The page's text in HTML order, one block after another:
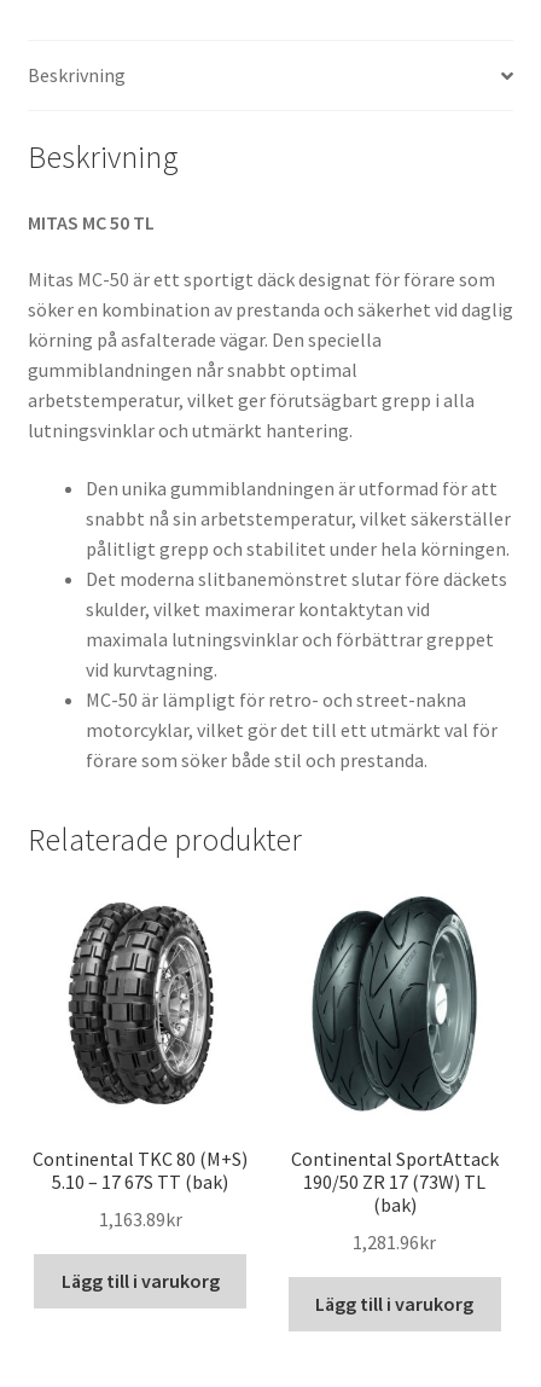
Beskrivning
Beskrivning
MITAS MC 50 TL
Mitas MC-50 är ett sportigt däck designat för förare som
söker en kombination av prestanda och säkerhet vid daglig
körning på asfalterade vägar. Den speciella
gummiblandningen når snabbt optimal
arbetstemperatur, vilket ger förutsägbart grepp i alla
lutningsvinklar och utmärkt hantering.
Den unika gummiblandningen är utformad för att
snabbt nå sin arbetstemperatur, vilket säkerställer
pålitligt grepp och stabilitet under hela körningen.
Det moderna slitbanemönstret slutar före däckets
skulder, vilket maximerar kontaktytan vid
maximala lutningsvinklar och förbättrar greppet
vid kurvtagning.
MC-50 är lämpligt för retro- och street-nakna
motorcyklar, vilket gör det till ett utmärkt val för
förare som söker både stil och prestanda.
Relaterade produkter
Continental TKC 80 (M+S)
5.10 – 17 67S TT (bak)
1,163.89kr
Lägg till i varukorg
Continental SportAttack
190/50 ZR 17 (73W) TL
(bak)
1,281.96kr
Lägg till i varukorg